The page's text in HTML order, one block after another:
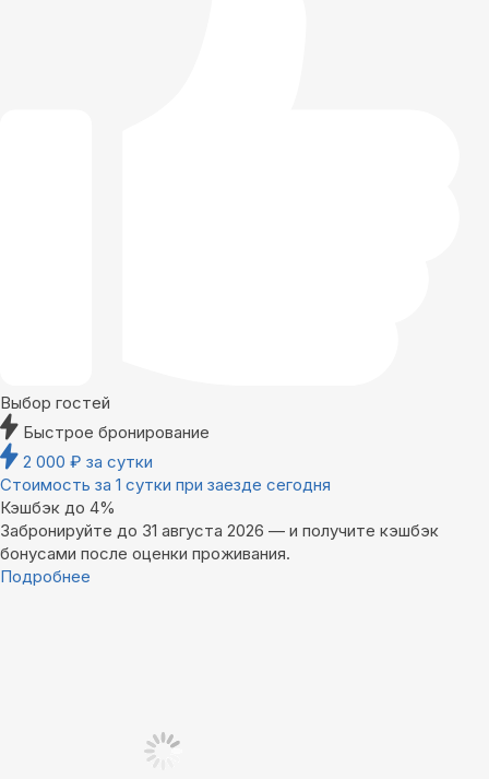
Выбор гостей
Быстрое бронирование
2 000 ₽ за сутки
Стоимость за 1 сутки при заезде сегодня
Кэшбэк до 4%
Забронируйте до 31 августа 2026 — и получите кэшбэк
бонусами после оценки проживания.
Подробнее